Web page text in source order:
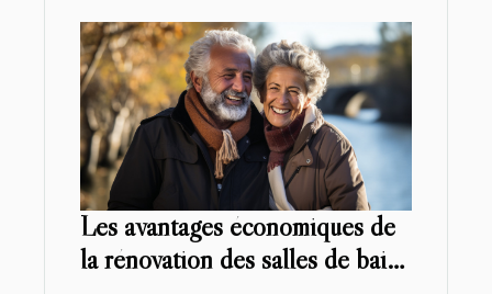
Les avantages économiques de
la rénovation des salles de bain